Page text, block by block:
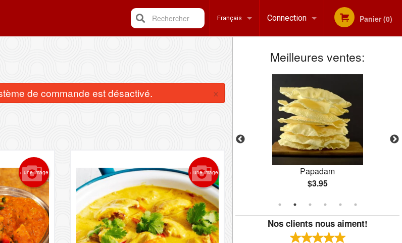
Français
English
Connection
Inscription
Panier (0)
Rechercher
Meilleures ventes:
Poulet au curry
$16.95
Papadam
$3.95
Nos clients nous aiment!
de commande est désactivé.
×
+ une image + une image